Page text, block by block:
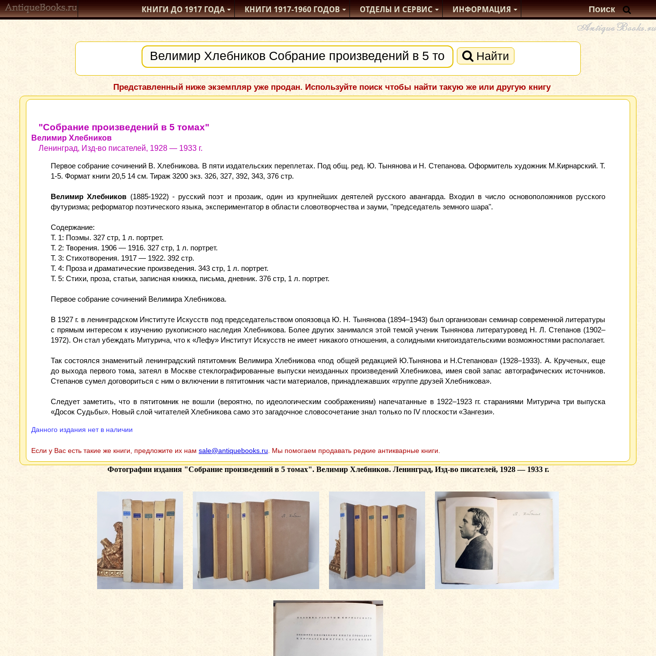
КНИГИ ДО 1917ГОДА КНИГИ1917-1960ГОДОВ ОТДЕЛЫИ СЕРВИС ИНФОРМАЦИЯ
Найти
Представленный ниже экземпляр уже продан. Используйте поиск чтобы найти такую же или другую книгу
"Собрание произведений в 5 томах"
Велимир Хлебников
Ленинград, Изд-во писателей, 1928 — 1933 г.
Первое собрание сочинений В. Хлебникова. В пяти издательских переплетах. Под общ. ред. Ю. Тынянова и Н. Степанова. Оформитель художник М.Кирнарский. Т.
1-5. Формат книги 20,5 14 см. Тираж 3200 экз. 326, 327, 392, 343, 376 стр.
Велимир Хлебников (1885-1922) - русский поэт и прозаик, один из крупнейших деятелей русского авангарда. Входил в число основоположников русского
футуризма; реформатор поэтического языка, экспериментатор в области словотворчества и зауми, "председатель земного шара".
Содержание:
Т. 1: Поэмы. 327 стр, 1 л. портрет.
Т. 2: Творения. 1906 — 1916. 327 стр, 1 л. портрет.
Т. 3: Стихотворения. 1917 — 1922. 392 стр.
Т. 4: Проза и драматические произведения. 343 стр, 1 л. портрет.
Т. 5: Стихи, проза, статьи, записная книжка, письма, дневник. 376 стр, 1 л. портрет.
Первое собрание сочинений Велимира Хлебникова.
В 1927 г. в ленинградском Институте Искусств под председательством опоязовца Ю. Н. Тынянова (1894–1943) был организован семинар современной литературы
с прямым интересом к изучению рукописного наследия Хлебникова. Более других занимался этой темой ученик Тынянова литературовед Н. Л. Степанов (1902–
1972). Он стал убеждать Митурича, что к «Лефу» Институт Искусств не имеет никакого отношения, а солидными книгоиздательскими возможностями располагает.
Так состоялся знаменитый ленинградский пятитомник Велимира Хлебникова «под общей редакцией Ю.Тынянова и Н.Степанова» (1928–1933). А. Крученых, еще
до выхода первого тома, затеял в Москве стеклографированные выпуски неизданных произведений Хлебникова, имея свой запас автографических источников.
Степанов сумел договориться с ним о включении в пятитомник части материалов, принадлежавших «группе друзей Хлебникова».
Следует заметить, что в пятитомник не вошли (вероятно, по идеологическим соображениям) напечатанные в 1922–1923 гг. стараниями Митурича три выпуска
«Досок Судьбы». Новый слой читателей Хлебникова само это загадочное словосочетание знал только по IV плоскости «Зангези».
Данного издания нет в наличии
Если у Вас есть такие же книги, предложите их нам sale@antiquebooks.ru . Мы помогаем продавать редкие антикварные книги.
Фотографии издания "Собрание произведений в 5 томах". Велимир Хлебников. Ленинград, Изд-во писателей, 1928 — 1933 г.